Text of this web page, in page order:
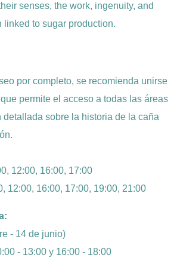
senses, the work, ingenuity, and
to sugar production.
por completo, se recomienda unirse
permite el acceso a todas las áreas
detallada sobre la historia de la caña
12:00, 16:00, 17:00
12:00, 16:00, 17:00, 19:00, 21:00
- 14 de junio)
- 13:00 y 16:00 - 18:00